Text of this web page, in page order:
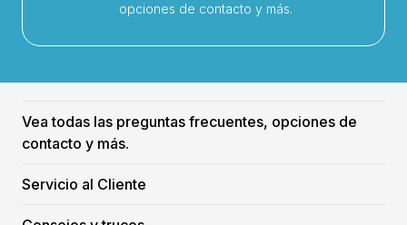
opciones de contacto y más.
Vea todas las preguntas frecuentes, opciones de
contacto y más.
Servicio al Cliente